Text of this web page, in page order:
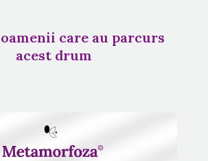
care au parcurs
acest drum